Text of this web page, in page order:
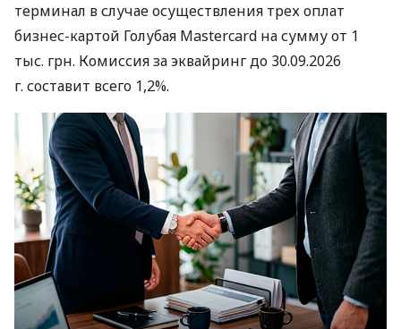
терминал в случае осуществления трех оплат
бизнес-картой Голубая Mastercard на сумму от 1
тыс. грн. Комиссия за эквайринг до 30.09.2026
г. составит всего 1,2%.